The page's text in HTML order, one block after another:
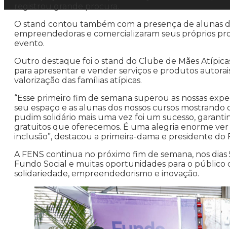
O stand contou também com a presença de alunas
empreendedoras e comercializaram seus próprios
evento.
Outro destaque foi o stand do Clube de Mães
para apresentar e vender serviços e produtos
valorização das famílias atípicas.
“Esse primeiro fim de semana superou as nossas
seu espaço e as alunas dos nossos cursos
pudim solidário mais uma vez foi um sucesso,
gratuitos que oferecemos. É uma alegria enorme
inclusão”, destacou a primeira-dama e presidente do
A FENS continua no próximo fim de semana, nos
Fundo Social e muitas oportunidades para o
solidariedade, empreendedorismo e inovação.